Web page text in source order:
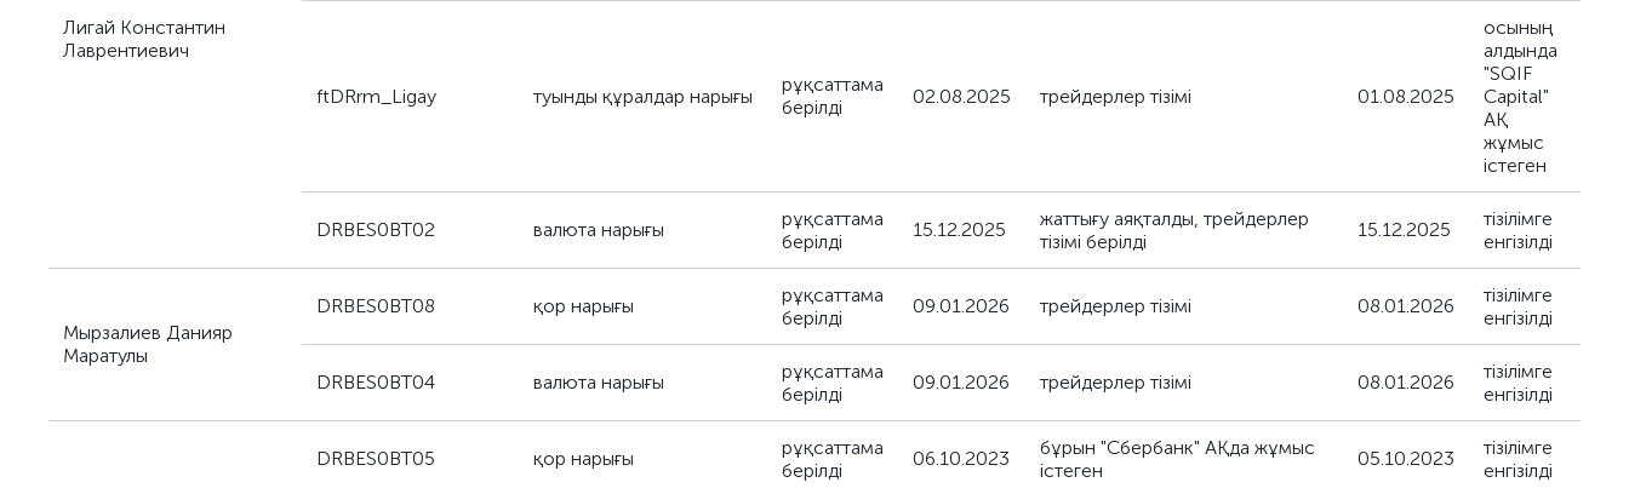
Лигай Константин
Лаврентиевич
ftDRrm_Ligay туынды құралдар нарығы
рұқсаттама
берілді
02.08.2025 трейдерлер тізімі 01.08.2025
осының
алдында
"SQIF
Capital"
АҚ
жұмыс
істеген
DRBES0BT02 валюта нарығы
рұқсаттама
берілді
15.12.2025
жаттығу аяқталды, трейдерлер
тізімі берілді
15.12.2025
тізілімге
енгізілді
Мырзалиев Данияр
Маратулы
DRBES0BT08 қор нарығы
рұқсаттама
берілді
09.01.2026 трейдерлер тізімі 08.01.2026
тізілімге
енгізілді
DRBES0BT04 валюта нарығы
рұқсаттама
берілді
09.01.2026 трейдерлер тізімі 08.01.2026
тізілімге
енгізілді
DRBES0BT05 қор нарығы
рұқсаттама
берілді
06.10.2023
бұрын "Сбербанк" АҚда жұмыс
істеген
05.10.2023
тізілімге
енгізілді